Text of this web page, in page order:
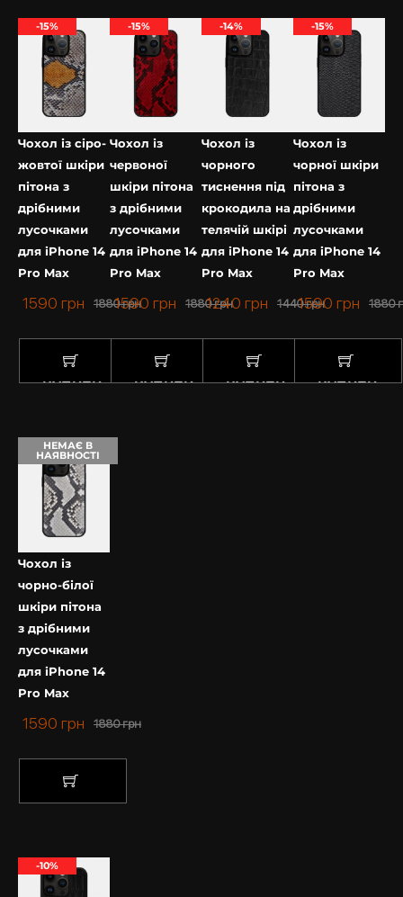
-15%
Чохол із сіро-
жовтої шкіри
пітона з
дрібними
лусочками
для iPhone 14
Pro Max
1880грн
1590 грн
КУПИТИ
-15%
Чохол із
червоної
шкіри пітона
з дрібними
лусочками
для iPhone 14
Pro Max
1880грн
1590 грн
КУПИТИ
-14%
Чохол із
чорного
тиснення під
крокодила на
телячій шкірі
для iPhone 14
Pro Max
1440грн
1240 грн
КУПИТИ
-15%
Чохол із
чорної шкіри
пітона з
дрібними
лусочками
для iPhone 14
Pro Max
1880
1590 грн
КУПИТИ
НЕМАЄ В
НАЯВНОСТІ
Чохол із
чорно-білої
шкіри пітона
з дрібними
лусочками
для iPhone 14
Pro Max
1880грн
1590 грн
-10%